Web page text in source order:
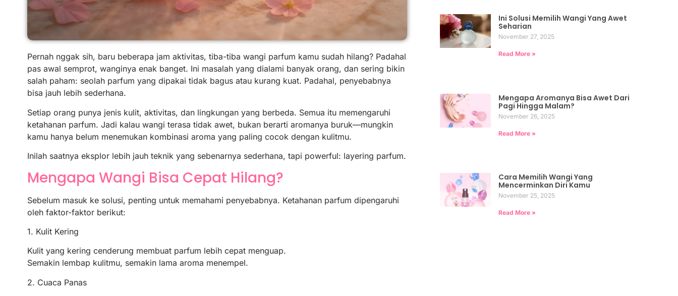
Pernah nggak sih, baru beberapa jam aktivitas, tiba-tiba wangi parfum kamu sudah hilang? Padahal
pas awal semprot, wanginya enak banget. Ini masalah yang dialami banyak orang, dan sering bikin
salah paham: seolah parfum yang dipakai tidak bagus atau kurang kuat. Padahal, penyebabnya
bisa jauh lebih sederhana.
Setiap orang punya jenis kulit, aktivitas, dan lingkungan yang berbeda. Semua itu memengaruhi
ketahanan parfum. Jadi kalau wangi terasa tidak awet, bukan berarti aromanya buruk—mungkin
kamu hanya belum menemukan kombinasi aroma yang paling cocok dengan kulitmu.
Inilah saatnya eksplor lebih jauh teknik yang sebenarnya sederhana, tapi powerful: layering parfum.
Mengapa Wangi Bisa Cepat Hilang?
Sebelum masuk ke solusi, penting untuk memahami penyebabnya. Ketahanan parfum dipengaruhi
oleh faktor-faktor berikut:
1. Kulit Kering
Kulit yang kering cenderung membuat parfum lebih cepat menguap.
Semakin lembap kulitmu, semakin lama aroma menempel.
2. Cuaca Panas
Ini Solusi Memilih Wangi Yang Awet
Seharian
November 27, 2025
Read More »
Mengapa Aromanya Bisa Awet Dari
Pagi Hingga Malam?
November 26, 2025
Read More »
Cara Memilih Wangi Yang
Mencerminkan Diri Kamu
November 25, 2025
Read More »